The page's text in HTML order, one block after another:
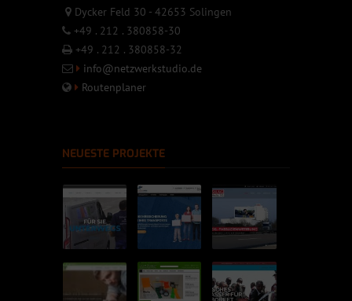
Dycker Feld 30 - 42653 Solingen
+49 . 212 . 380858-30
+49 . 212 . 380858-32
info@netzwerkstudio.de
Routenplaner
NEUESTE PROJEKTE